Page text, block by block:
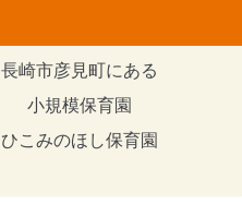
長崎市彦見町にある
小規模保育園
ひこみのほし保育園